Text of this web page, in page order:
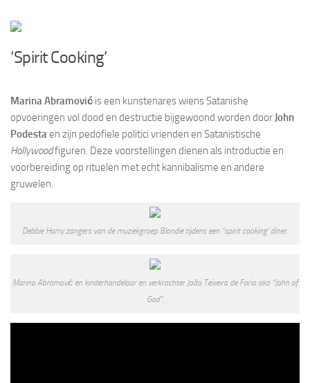
‘Spirit Cooking’
Marina Abramović is een kunstenares wiens Satanishe
opvoeringen vol dood en destructie bijgewoond worden door John
Podestaen zijn pedofiele politici vrienden en Satanistische
Hollywoodfiguren. Deze voorstellingen dienen als introductie en
voorbereiding op rituelen met echt kannibalisme en andere
gruwelen.
Debbie Harry zangers van de muziekgroep Blondie tijdens een “spirit cooking’ diner.
Marina Abramović en kinderhandelaar en verkrachter João Teixeira de Faria aka “John of
God”.